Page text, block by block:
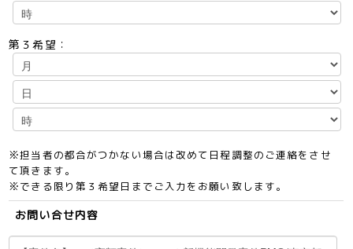
第３希望：
※担当者の都合がつかない場合は改めて日程調整のご連絡をさせ
て頂きます。
※できる限り第３希望日までご入力をお願い致します。
お問い合せ内容